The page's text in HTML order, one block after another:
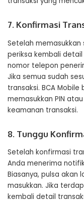
7. Konfirmasi
Setelah memasukkan
periksa kembali detail
nomor telepon
Jika semua sudah
transaksi. BCA
memasukkan PIN
keamanan transaksi.
8. Tunggu
Setelah konfirmasi
Anda menerima
Biasanya, pulsa akan
masukkan. Jika
kembali detail